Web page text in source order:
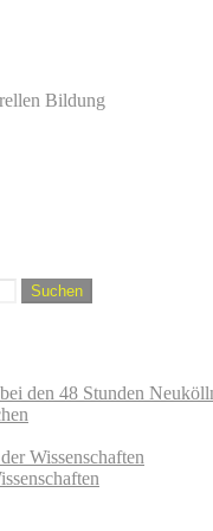
Bildung
den 48 Stunden
Wissenschaften